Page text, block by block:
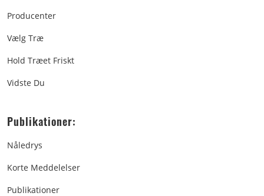
Producenter
Vælg Træ
Hold Træet Friskt
Vidste Du
Publikationer:
Nåledrys
Korte Meddelelser
Publikationer